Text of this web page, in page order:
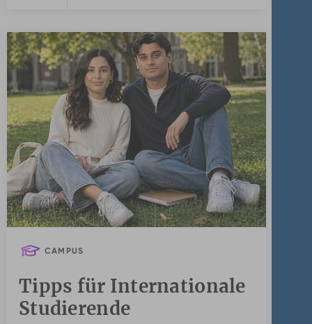
CAMPUS
Tipps für Internationale
Studierende